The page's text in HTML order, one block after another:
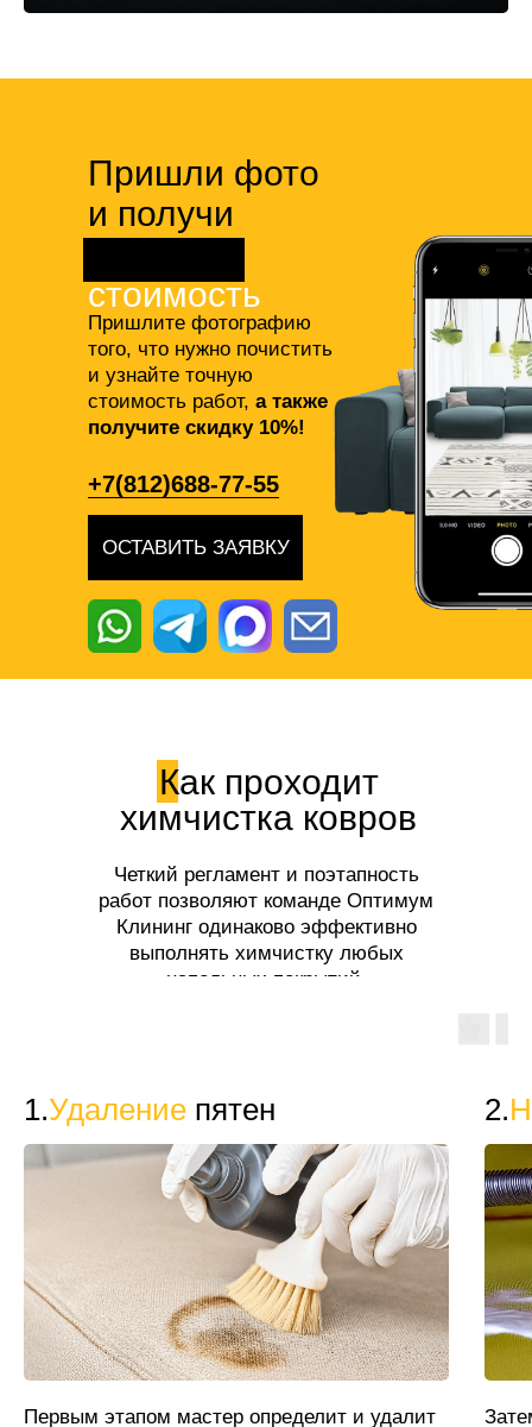
Пришлите фотографию
того, что нужно почистить
и узнайте точную
стоимость работ, а также
получите скидку 10%!
Пришли фото
и получи
стоимость
ОСТАВИТЬ ЗАЯВКУ
+7(812)688-77-55
Как проходит
химчистка ковров
Четкий регламент и поэтапность
работ позволяют команде Оптимум
Клининг одинаково эффективно
выполнять химчистку любых
напольных покрытий.
1.Удаление пятен
Первым этапом мастер определит и удалит
2.